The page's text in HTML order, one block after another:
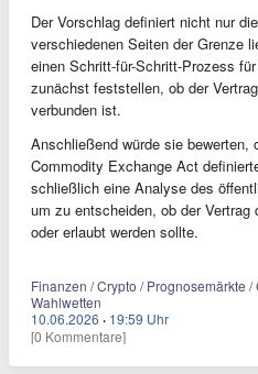
Der Vorschlag definiert nicht nur
verschiedenen Seiten der Grenze
einen Schritt-für-Schritt-Prozess
zunächst feststellen, ob der
verbunden ist.
Anschließend würde sie bewerten,
Commodity Exchange Act
schließlich eine Analyse des
um zu entscheiden, ob der
oder erlaubt werden sollte.
Finanzen / Crypto / Prognosemärkte
Wahlwetten
10.06.2026 · 19:59 Uhr
[0 Kommentare]